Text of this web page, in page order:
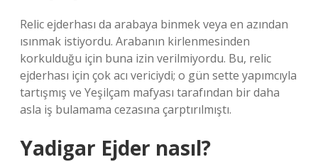
Relic ejderhası da arabaya binmek veya en azından
ısınmak istiyordu. Arabanın kirlenmesinden
korkulduğu için buna izin verilmiyordu. Bu, relic
ejderhası için çok acı vericiydi; o gün sette yapımcıyla
tartışmış ve Yeşilçam mafyası tarafından bir daha
asla iş bulamama cezasına çarptırılmıştı.
Yadigar Ejder nasıl?